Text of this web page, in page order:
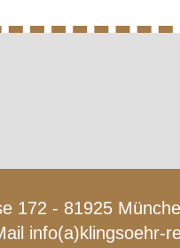
172 - 81925
info(a)klingsoehr-